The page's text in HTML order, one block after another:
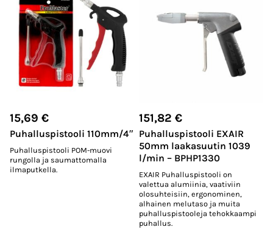
15,69 €
Puhalluspistooli 110mm/4″
Puhalluspistooli POM-muovi
rungolla ja saumattomalla
ilmaputkella.
151,82 €
Puhalluspistooli EXAIR
50mm laakasuutin 1039
l/min – BPHP1330
EXAIR Puhalluspistooli on
valettua alumiinia, vaativiin
olosuhteisiin, ergonominen,
alhainen melutaso ja muita
puhalluspistooleja tehokkaampi
puhallus.